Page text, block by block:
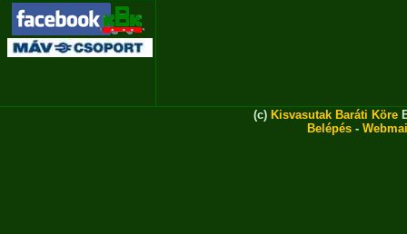
(c) Kisvasutak Baráti Köre
Belépés -